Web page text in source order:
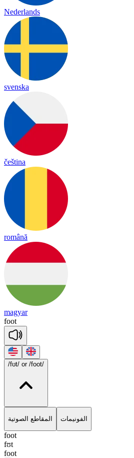
Nederlands
svenska
čeština
română
magyar
foot
/fʊt/ or /foot/
المقاطع الصوتية الفونيمات
foot
fʊt
foot